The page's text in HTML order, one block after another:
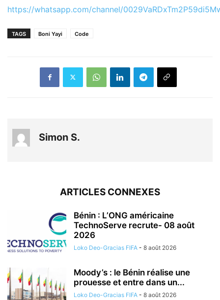
https://whatsapp.com/channel/
TAGS Boni Yayi Code
Simon S.
ARTICLES CONNEXES
Bénin : L’ONG américaine
TechnoServe recrute- 08 août
2026
Loko Deo-Gracias FIFA - 8 août 2026
Moody’s : le Bénin réalise une
prouesse et entre dans un...
Loko Deo-Gracias FIFA - 8 août 2026